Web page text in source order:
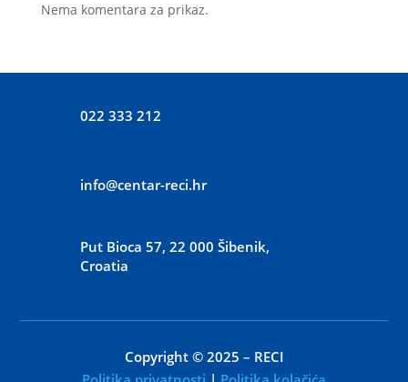
Nema komentara za prikaz.
022 333 212
info@centar-reci.hr
Put Bioca 57, 22 000 Šibenik,
Croatia
Copyright © 2025 – RECI